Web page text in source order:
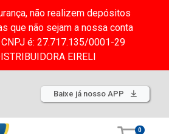
não realizem depósitos
que não sejam a nossa conta
é: 27.717.135/0001-29
EIRELI
Baixe já nosso APP
0